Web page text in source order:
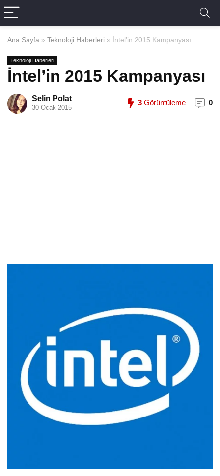
Ana Sayfa » Teknoloji Haberleri » İntel’in 2015 Kampanyası
Teknoloji Haberleri
İntel’in 2015 Kampanyası
Selin Polat
30 Ocak 2015
3 Görüntüleme 0